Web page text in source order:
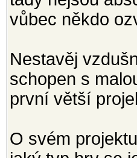
vůbec někdo
Nestavěj
schopen s
první větší
O svém